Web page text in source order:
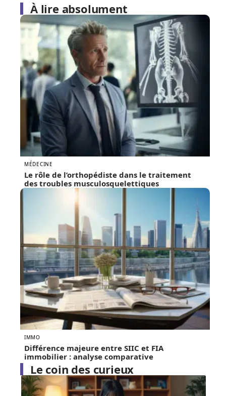
À lire absolument
MÉDECINE
Le rôle de l’orthopédiste dans le traitement
des troubles musculosquelettiques
IMMO
Différence majeure entre SIIC et FIA
immobilier : analyse comparative
Le coin des curieux